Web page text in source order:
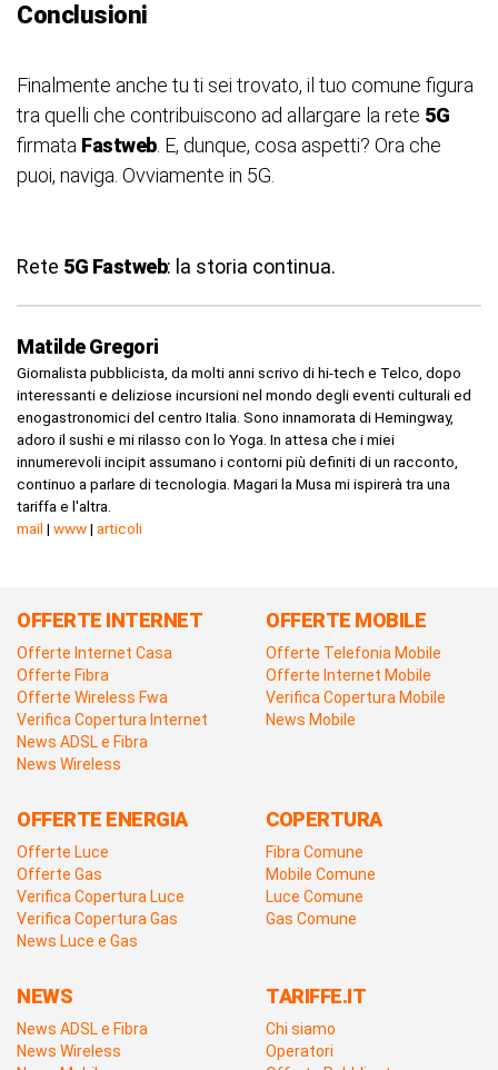
Conclusioni
Finalmente anche tu ti sei trovato, il tuo comune figura
tra quelli che contribuiscono ad allargare la rete 5G
firmata Fastweb. E, dunque, cosa aspetti? Ora che
puoi, naviga. Ovviamente in 5G.
Rete 5G Fastweb: la storia continua.
Matilde Gregori
Giornalista pubblicista, da molti anni scrivo di hi-tech e Telco, dopo
interessanti e deliziose incursioni nel mondo degli eventi culturali ed
enogastronomici del centro Italia. Sono innamorata di Hemingway,
adoro il sushi e mi rilasso con lo Yoga. In attesa che i miei
innumerevoli incipit assumano i contorni più definiti di un racconto,
continuo a parlare di tecnologia. Magari la Musa mi ispirerà tra una
tariffa e l'altra.
mail | www| articoli
OFFERTE INTERNET
Offerte Internet Casa
Offerte Fibra
Offerte Wireless Fwa
Verifica Copertura Internet
News ADSL e Fibra
News Wireless
OFFERTE MOBILE
Offerte Telefonia Mobile
Offerte Internet Mobile
Verifica Copertura Mobile
News Mobile
OFFERTE ENERGIA
Offerte Luce
Offerte Gas
Verifica Copertura Luce
Verifica Copertura Gas
News Luce e Gas
COPERTURA
Fibra Comune
Mobile Comune
Luce Comune
Gas Comune
NEWS
News ADSL e Fibra
News Wireless
TARIFFE.IT
Chi siamo
Operatori